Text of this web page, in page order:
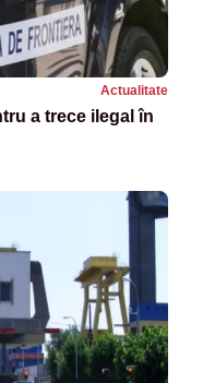
Actualitate
a trece ilegal în